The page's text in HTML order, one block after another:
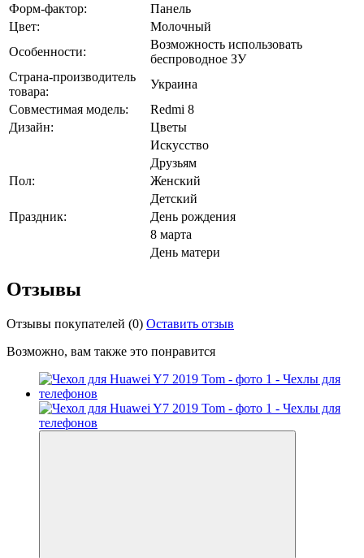
Форм-фактор:
Панель
Цвет:
Молочный
Особенности:
Возможность использовать
беспроводное ЗУ
Страна-производитель
товара:
Украина
Совместимая модель:
Redmi 8
Дизайн:
Цветы
Искусство
Друзьям
Пол:
Женский
Детский
Праздник:
День рождения
8 марта
День матери
Отзывы
Отзывы покупателей (0) Оставить отзыв
Возможно, вам также это понравится